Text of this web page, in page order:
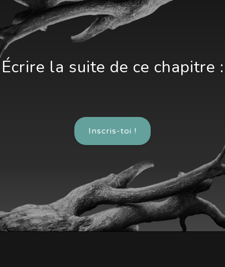
Écrire la suite de ce chapitre :
Inscris-toi !